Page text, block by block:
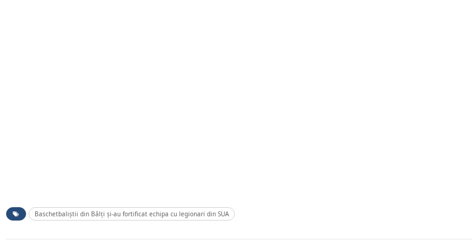
Baschetbaliștii din Bălți și-au fortificat echipa cu legionari din SUA